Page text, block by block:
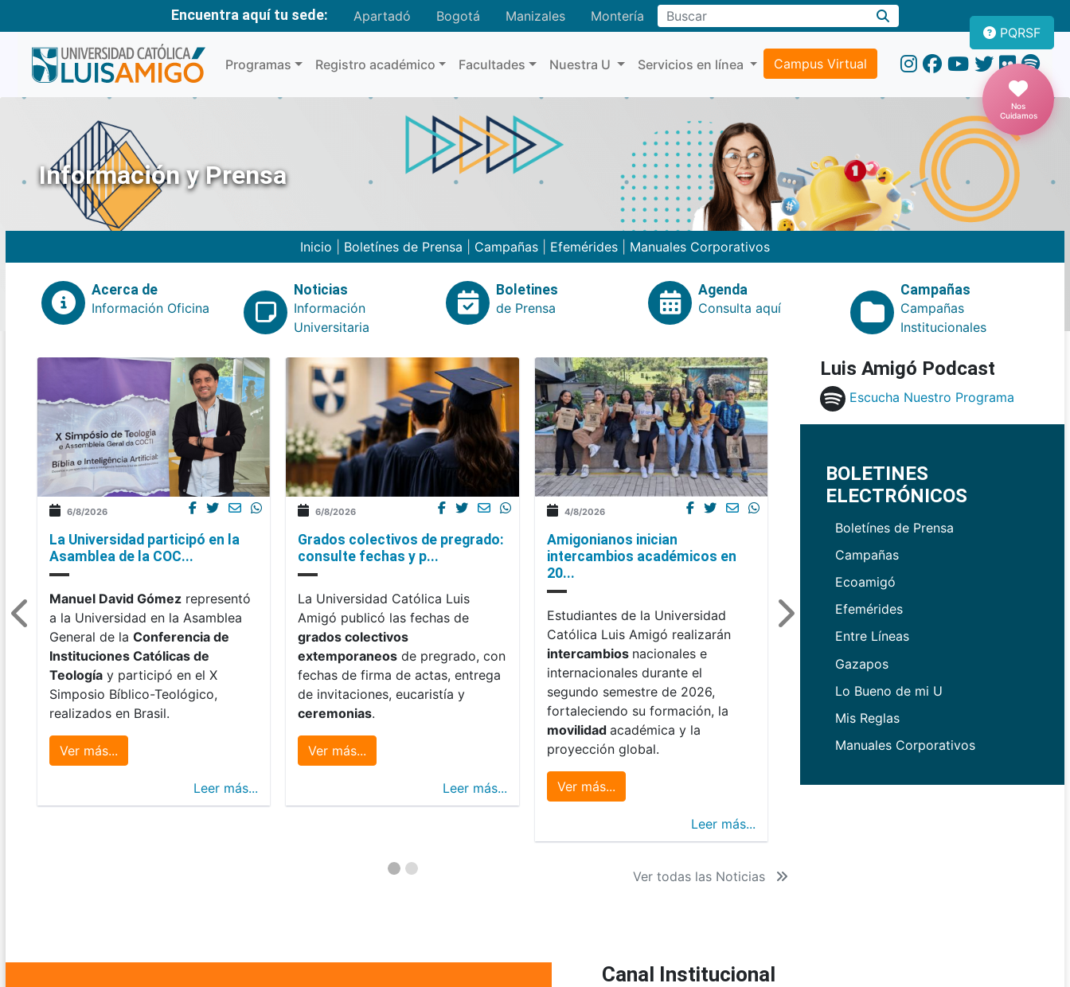
Encuentra aquí tu sede: Apartadó Bogotá Manizales MonteríaBuscar
Programas Registro académico Facultades Nuestra U Servicios en línea Campus Virtual
PQRSF
Nos
Cuidamos
Información y Prensa
Inicio Boletínes de Prensa Campañas Efemérides Manuales Corporativos
Acerca de
Información Oficina
Noticias
Información
Universitaria
Boletines
de Prensa
Agenda
Consulta aquí
Campañas
Campañas
Institucionales
6/8/2026
La Universidad participó en la
Asamblea de la COC...
Manuel David Gómez representó
a la Universidad en la Asamblea
General de la Conferencia de
Instituciones Católicas de
Teología y participó en el X
Simposio Bíblico-Teológico,
realizados en Brasil.
Ver más...
Leer más...
6/8/2026
Grados colectivos de pregrado:
consulte fechas y p...
La Universidad Católica Luis
Amigó publicó las fechas de
grados colectivos
extemporaneos de pregrado, con
fechas de firma de actas, entrega
de invitaciones, eucaristía y
ceremonias.
Ver más...
Leer más...
4/8/2026
Amigonianos inician
intercambios académicos en
20...
Estudiantes de la Universidad
Católica Luis Amigó realizarán
intercambios nacionales e
internacionales durante el
segundo semestre de 2026,
fortaleciendo su formación, la
movilidad académica y la
proyección global.
Ver más...
Leer más...
Ver todas las Noticias
Luis Amigó Podcast
Escucha Nuestro Programa
BOLETINES
ELECTRÓNICOS
Boletínes de Prensa
Campañas
Ecoamigó
Efemérides
Entre Líneas
Gazapos
Lo Bueno de mi U
Mis Reglas
Manuales Corporativos
Canal Institucional